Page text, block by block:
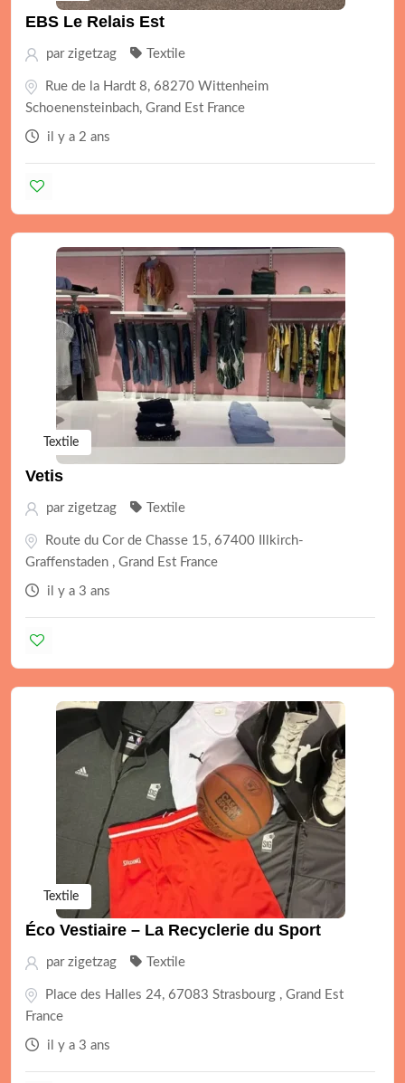
EBS Le Relais Est
par zigetzag Textile
Rue de la Hardt 8, 68270 Wittenheim
Schoenensteinbach, Grand Est France
il y a 2 ans
Textile
Vetis
par zigetzag Textile
Route du Cor de Chasse 15, 67400 Illkirch-
Graffenstaden , Grand Est France
il y a 3 ans
Textile
Éco Vestiaire – La Recyclerie du Sport
par zigetzag Textile
Place des Halles 24, 67083 Strasbourg , Grand Est
France
il y a 3 ans